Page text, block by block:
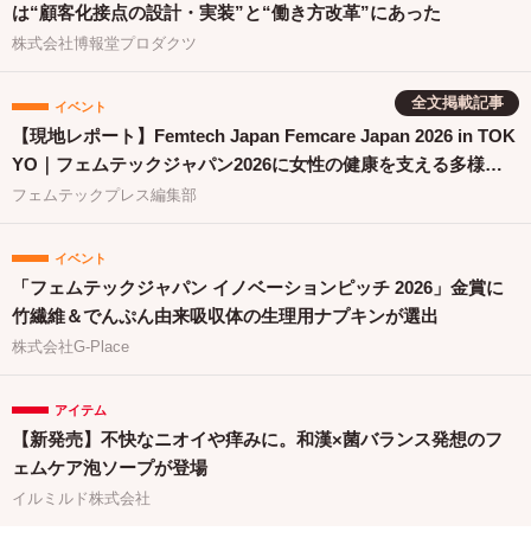
は“顧客化接点の設計・実装”と“働き方改革”にあった
株式会社博報堂プロダクツ
全文掲載記事
イベント
【現地レポート】Femtech Japan Femcare Japan 2026 in TOK
YO｜フェムテックジャパン2026に女性の健康を支える多様な
取り組みが集結
フェムテックプレス編集部
イベント
「フェムテックジャパン イノベーションピッチ 2026」金賞に
竹繊維＆でんぷん由来吸収体の生理用ナプキンが選出
株式会社G-Place
アイテム
【新発売】不快なニオイや痒みに。和漢×菌バランス発想のフ
ェムケア泡ソープが登場
イルミルド株式会社